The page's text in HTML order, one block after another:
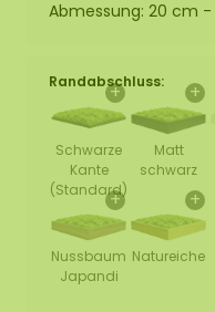
Abmessung: 20 cm -
Randabschluss:
+
Schwarze
Kante
(Standard)
+
Matt
schwarz
+
Nussbaum
Japandi
+
Natureiche